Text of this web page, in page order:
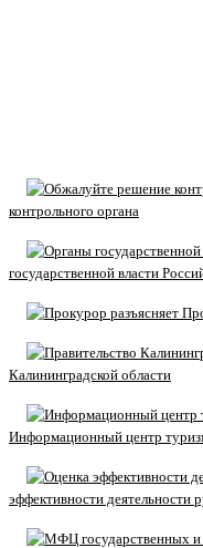
контрольного органа
государственной власти
Калининградской области
Информационный центр
эффективности деятельности